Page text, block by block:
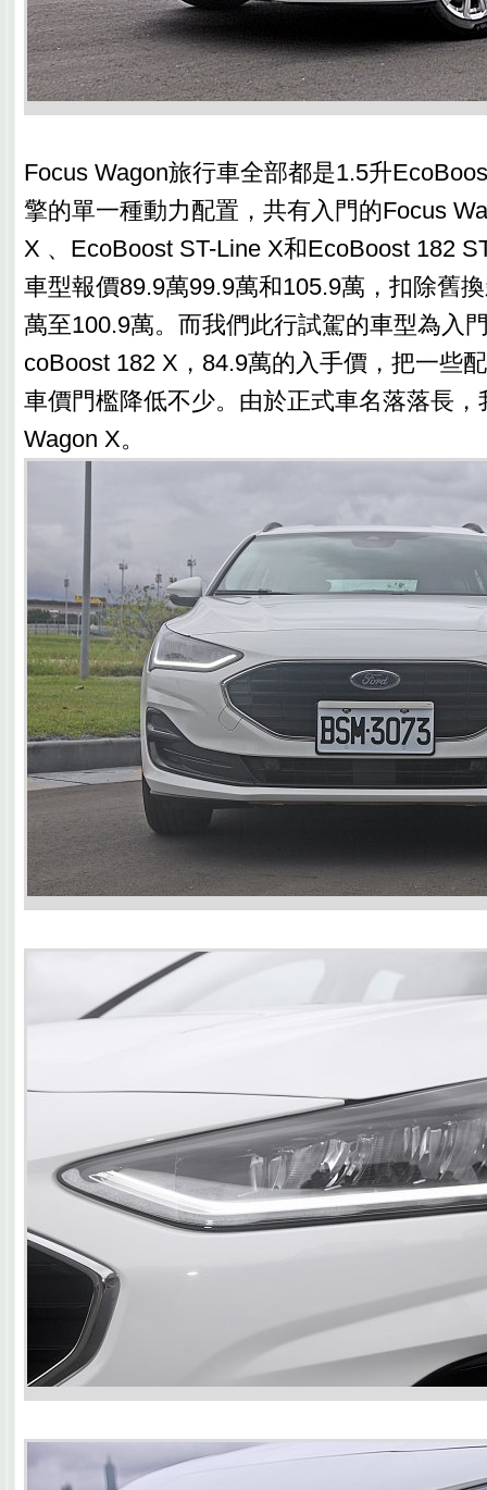
Focus Wagon旅行車全部都是1.5升
擎的單一種動力配置，共有入門的Focus
X 、EcoBoost ST-Line X和EcoBoost 182
車型報價89.9萬99.9萬和105.9萬，扣除舊
萬至100.9萬。而我們此行試駕的車型為入
coBoost 182 X，84.9萬的入手價，把一些
車價門檻降低不少。由於正式車名落落長，
Wagon X。